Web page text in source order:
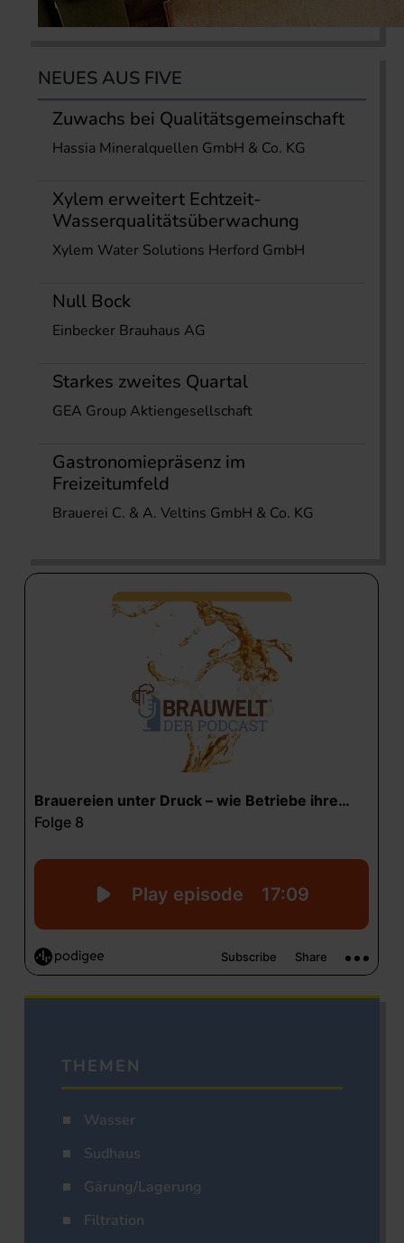
NEUES AUS FIVE
Zuwachs bei Qualitätsgemeinschaft
Hassia Mineralquellen GmbH & Co. KG
Xylem erweitert Echtzeit-
Wasserqualitätsüberwachung
Xylem Water Solutions Herford GmbH
Null Bock
Einbecker Brauhaus AG
Starkes zweites Quartal
GEA Group Aktiengesellschaft
Gastronomiepräsenz im
Freizeitumfeld
Brauerei C. & A. Veltins GmbH & Co. KG
THEMEN
Wasser
Sudhaus
Gärung/Lagerung
Filtration